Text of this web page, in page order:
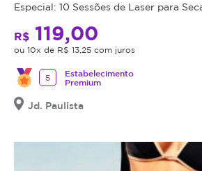
Especial: 10 Sessões de Laser para
R$ 119,00
ou 10x de R$ 13,25 com juros
5
Estabelecimento
Premium
Jd. Paulista